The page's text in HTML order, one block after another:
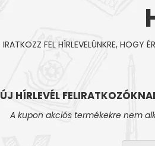
IRATKOZZ FEL HÍRLEVELÜNKRE, HOGY
ÚJ HÍRLEVÉL
A kupon akciós termékekre nem